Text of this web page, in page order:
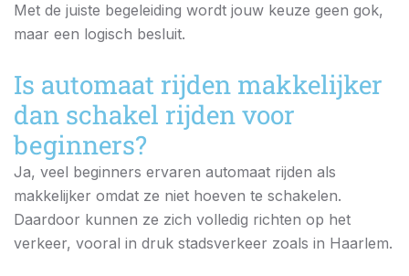
Met de juiste begeleiding wordt jouw keuze geen gok,
maar een logisch besluit.
Is automaat rijden makkelijker
dan schakel rijden voor
beginners?
Ja, veel beginners ervaren automaat rijden als
makkelijker omdat ze niet hoeven te schakelen.
Daardoor kunnen ze zich volledig richten op het
verkeer, vooral in druk stadsverkeer zoals in Haarlem.